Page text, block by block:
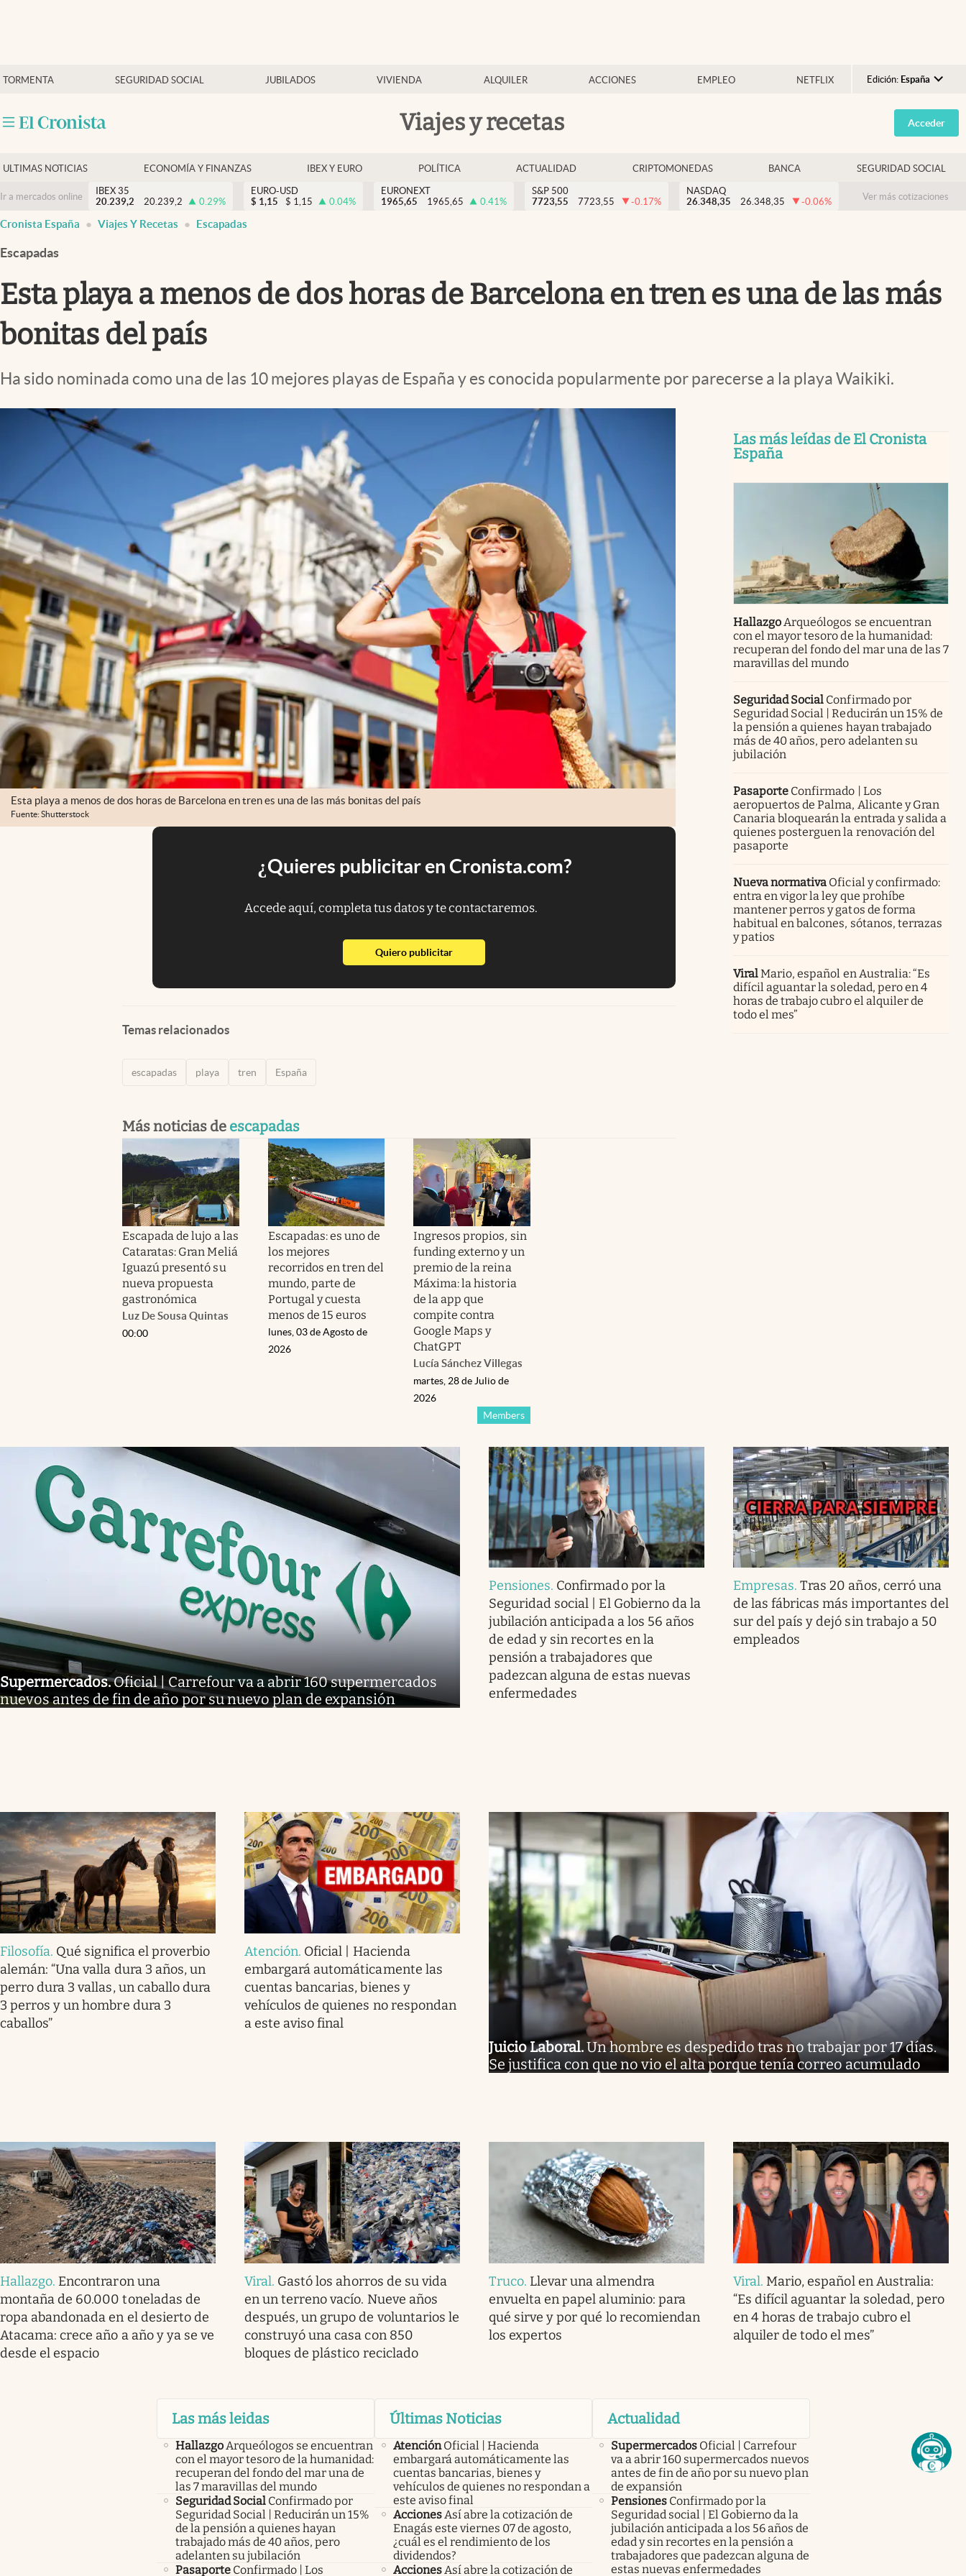
TORMENTA SEGURIDAD SOCIAL JUBILADOS VIVIENDA ALQUILER ACCIONES EMPLEO NETFLIX Edición: España
Argentina
España
USA
Colombia
Viajes y recetas
Economía y finanzas
Criptomonedas
Acceder
ULTIMAS NOTICIAS ECONOMÍA Y FINANZAS IBEX Y EURO POLÍTICA ACTUALIDAD CRIPTOMONEDAS BANCA SEGURIDAD SOCIAL
Ir a mercados online
IBEX 35
20.239,2
20.239,2 0.29%
EURO-USD
$ 1,15 $ 1,15 0.04%
EURONEXT
1965,65
1965,65 0.41%
S&P 500
7723,55
7723,55 -0.17%
NASDAQ
26.348,35
26.348,35 -0.06% Ver más cotizaciones
Cronista España Viajes Y Recetas Escapadas
Escapadas
Esta playa a menos de dos horas de Barcelona en tren es una de las más
bonitas del país
Ha sido nominada como una de las 10 mejores playas de España y es conocida popularmente por parecerse a la playa Waikiki.
Esta playa a menos de dos horas de Barcelona en tren es una de las más bonitas del país
Fuente: Shutterstock
¿Quieres publicitar en Cronista.com?
Accede aquí, completa tus datos y te contactaremos.
Quiero publicitarabre en nueva pestaña
Temas relacionados
escapadas playa tren España
Más noticias de escapadas
Escapada de lujo a las
Cataratas: Gran Meliá
Iguazú presentó su
nueva propuesta
gastronómica
Luz De Sousa Quintas
00:00
Escapadas: es uno de
los mejores
recorridos en tren del
mundo, parte de
Portugal y cuesta
menos de 15 euros
lunes, 03 de Agosto de
2026
Ingresos propios, sin
funding externo y un
premio de la reina
Máxima: la historia
de la app que
compite contra
Google Maps y
ChatGPT
Lucía Sánchez Villegas
Members
martes, 28 de Julio de
2026
Las más leídas de El Cronista
España
HallazgoArqueólogos se encuentran
con el mayor tesoro de la humanidad:
recuperan del fondo del mar una de las 7
maravillas del mundo
Seguridad Social Confirmado por
Seguridad Social | Reducirán un 15% de
la pensión a quienes hayan trabajado
más de 40 años, pero adelanten su
jubilación
Pasaporte Confirmado | Los
aeropuertos de Palma, Alicante y Gran
Canaria bloquearán la entrada y salida a
quienes posterguen la renovación del
pasaporte
Nueva normativa Oficial y confirmado:
entra en vigor la ley que prohíbe
mantener perros y gatos de forma
habitual en balcones, sótanos, terrazas
y patios
ViralMario, español en Australia: “Es
difícil aguantar la soledad, pero en 4
horas de trabajo cubro el alquiler de
todo el mes”
Supermercados.Oficial | Carrefour va a abrir 160 supermercados
nuevos antes de fin de año por su nuevo plan de expansión
Pensiones. Confirmado por la
Seguridad social | El Gobierno da la
jubilación anticipada a los 56 años
de edad y sin recortes en la
pensión a trabajadores que
padezcan alguna de estas nuevas
enfermedades
Empresas.Tras 20 años, cerró una
de las fábricas más importantes del
sur del país y dejó sin trabajo a 50
empleados
Filosofía. Qué significa el proverbio
alemán: “Una valla dura 3 años, un
perro dura 3 vallas, un caballo dura
3 perros y un hombre dura 3
caballos”
Atención. Oficial | Hacienda
embargará automáticamente las
cuentas bancarias, bienes y
vehículos de quienes no respondan
a este aviso final
Juicio Laboral.Un hombre es despedido tras no trabajar por 17 días.
Se justifica con que no vio el alta porque tenía correo acumulado
Hallazgo. Encontraron una
montaña de 60.000 toneladas de
ropa abandonada en el desierto de
Atacama: crece año a año y ya se ve
desde el espacio
Viral. Gastó los ahorros de su vida
en un terreno vacío. Nueve años
después, un grupo de voluntarios le
construyó una casa con 850
bloques de plástico reciclado
Truco. Llevar una almendra
envuelta en papel aluminio: para
qué sirve y por qué lo recomiendan
los expertos
Viral. Mario, español en Australia:
“Es difícil aguantar la soledad, pero
en 4 horas de trabajo cubro el
alquiler de todo el mes”
Las más leidas
HallazgoArqueólogos se encuentran
con el mayor tesoro de la humanidad:
recuperan del fondo del mar una de
las 7 maravillas del mundo
Seguridad Social Confirmado por
Seguridad Social | Reducirán un 15%
de la pensión a quienes hayan
trabajado más de 40 años, pero
adelanten su jubilación
Pasaporte Confirmado | Los
Últimas Noticias
Atención Oficial | Hacienda
embargará automáticamente las
cuentas bancarias, bienes y
vehículos de quienes no respondan a
este aviso final
AccionesAsí abre la cotización de
Enagás este viernes 07 de agosto,
¿cuál es el rendimiento de los
dividendos?
AccionesAsí abre la cotización de
Actualidad
Supermercados Oficial | Carrefour
va a abrir 160 supermercados nuevos
antes de fin de año por su nuevo plan
de expansión
Pensiones Confirmado por la
Seguridad social | El Gobierno da la
jubilación anticipada a los 56 años de
edad y sin recortes en la pensión a
trabajadores que padezcan alguna de
estas nuevas enfermedades